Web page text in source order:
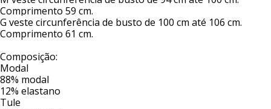
Comprimento 59 cm.
G veste circunferência de busto de 100 cm até 106 cm.
Comprimento 61 cm.
Composição:
Modal
88% modal
12% elastano
Tule